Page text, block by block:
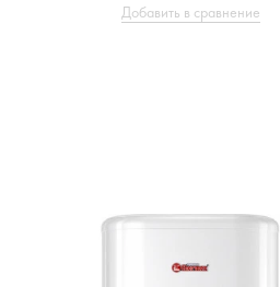
Добавить в сравнение